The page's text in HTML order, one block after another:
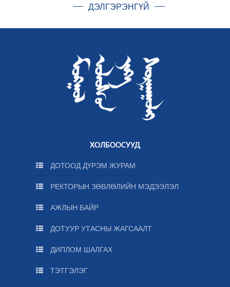
ДЭЛГЭРЭНГҮЙ
ХОЛБООСУУД
ДОТООД ДҮРЭМ ЖУРАМ
РЕКТОРЫН ЗӨВЛӨЛИЙН МЭДЭЭЛЭЛ
АЖЛЫН БАЙР
ДОТУУР УТАСНЫ ЖАГСААЛТ
ДИПЛОМ ШАЛГАХ
ТЭТГЭЛЭГ